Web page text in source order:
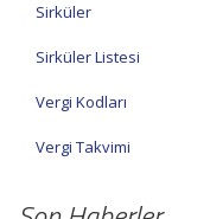
Sirküler
Sirküler Listesi
Vergi Kodları
Vergi Takvimi